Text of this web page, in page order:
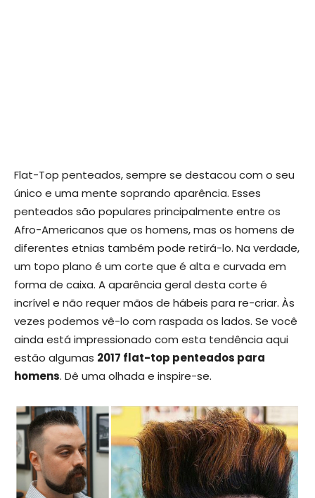
Flat-Top penteados, sempre se destacou com o seu
único e uma mente soprando aparência. Esses
penteados são populares principalmente entre os
Afro-Americanos que os homens, mas os homens de
diferentes etnias também pode retirá-lo. Na verdade,
um topo plano é um corte que é alta e curvada em
forma de caixa. A aparência geral desta corte é
incrível e não requer mãos de hábeis para re-criar. Às
vezes podemos vê-lo com raspada os lados. Se você
ainda está impressionado com esta tendência aqui
estão algumas 2017 flat-top penteados para
homens. Dê uma olhada e inspire-se.